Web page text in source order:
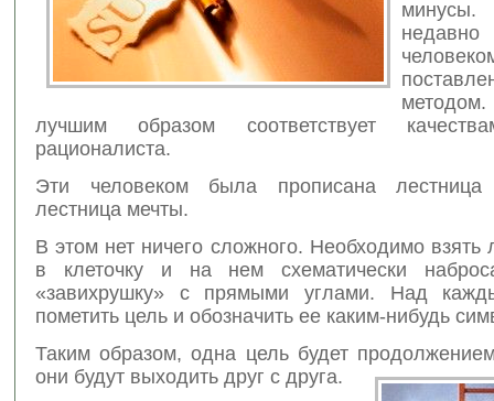
методом.
лучшим образом соответствует
рационалиста.
Эти человеком была прописана
лестница мечты.
В этом нет ничего сложного. Необходимо взять
в клеточку и на нем схематически
«завихрушку» с прямыми углами. Над
пометить цель и обозначить ее каким-нибудь
Таким образом, одна цель будет
они будут выходить друг с друга.